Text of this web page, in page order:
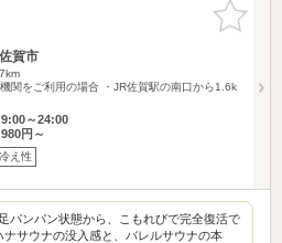
お気に入
りに追加
賀市
関をご利用の場合 ・JR佐賀駅の南口から1.6k
～24:00
円～
冷え性
パンパン状態から、こもれびで完全復活で
ナサウナの没入感と、バレルサウナの本